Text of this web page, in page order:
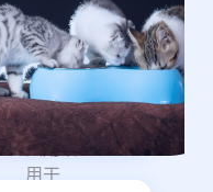
富迪贸
易发展
有限公
司，主
要生产
犬用猫
用干